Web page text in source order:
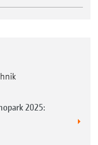
2025: